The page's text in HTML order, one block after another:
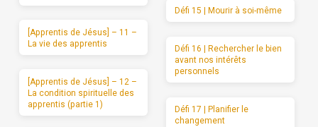
[Apprentis de Jésus] – 11 –
La vie des apprentis
[Apprentis de Jésus] – 12 –
La condition spirituelle des
apprentis (partie 1)
Défi 15 | Mourir à soi-même
Défi 16 | Rechercher le bien
avant nos intérêts
personnels
Défi 17 | Planifier le
changement